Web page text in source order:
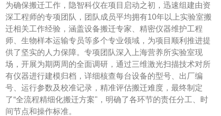
为确保搬迁工作，隐智科仪在项目启动之初，迅速组建由资
深工程师的专项团队，团队成员平均拥有10年以上实验室搬
迁相关工作经验，涵盖设备搬迁专家、精密仪器维护工程
师、生物样本运输专员等多个专业领域，为项目顺利推进提
供了坚实的人力保障。专项团队深入上海营养所实验室现
场，开展为期两周的全面调研，通过三维激光扫描技术对所
有仪器进行建模归档，详细核查每台设备的型号、出厂编
号、运行参数及校准记录，精准评估搬迁难度，最终制定
了“全流程精细化搬迁方案"，明确了各环节的责任分工、时
间节点和操作标准。